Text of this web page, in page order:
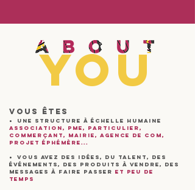
VOUS ÊTES
• UNE STRUCTURE à É CHELLE HUMAINE
ASSOCIATION, PME, PARTICULIER,
COMMERçANT, MAIRIE, AGENCE DE COM,
PROJET É PHÉ MèRE...
• VOUS AVEZ DES IDÉES, DU TALENT, DES
ÉVÉ NEMENTS, DES PRODUITS à VENDRE, DES
MESSAGES à FAIRE PASSER ET PEU DE
TEMPS
YOU